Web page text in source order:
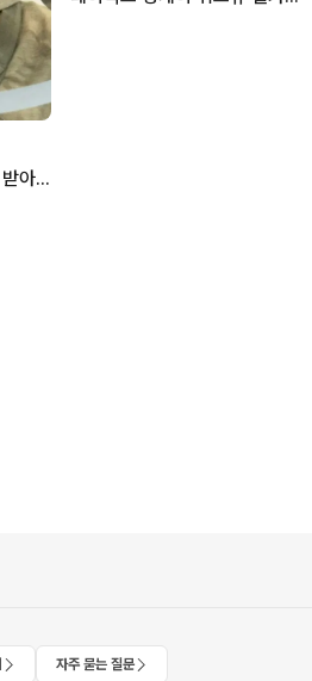
보넥도 명재현 탈덕처분 받아요
자주 묻는 질문